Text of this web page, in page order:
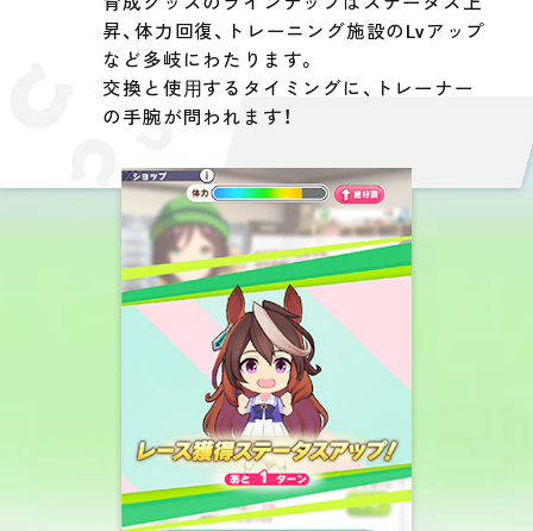
昇、体力回復、トレーニング施設のLvアップ
など多岐にわたります。
交換と使⽤するタイミングに、トレーナー
の手腕が問われます！